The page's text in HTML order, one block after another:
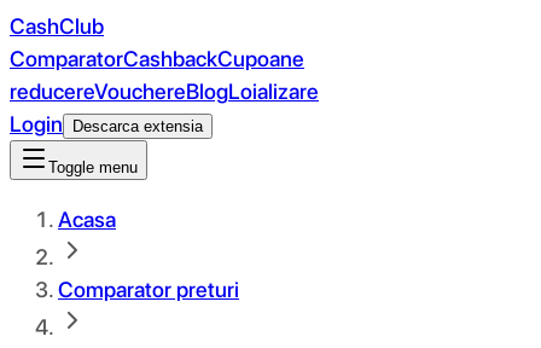
CashClub
ComparatorCashbackCupoane
reducereVouchereBlogLoializare
Login
Descarca extensia
Toggle menu
Acasa
Comparator preturi